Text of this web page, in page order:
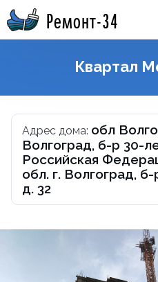
Ремонт-34
Квартал
Адрес дома: обл
Волгоград, б-р 30-
Российская
обл. г. Волгоград,
д. 32